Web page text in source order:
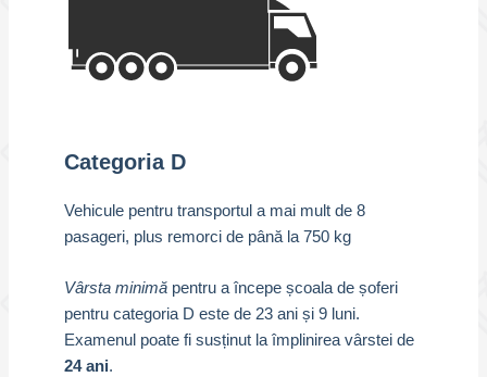
Categoria D
Vehicule pentru transportul a mai mult de 8
pasageri, plus remorci de până la 750 kg
Vârsta minimăpentru a începe școala de șoferi
pentru categoria D este de 23 ani și 9 luni.
Examenul poate fi susținut la împlinirea vârstei de
24 ani.